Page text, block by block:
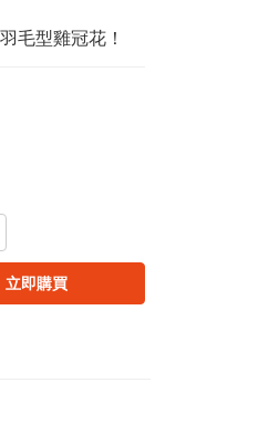
毛型雞冠花！
立即購買